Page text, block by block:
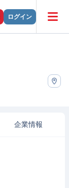
ログイン
企業情報